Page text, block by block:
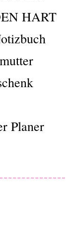
HART
Planer